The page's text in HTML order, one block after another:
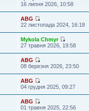
16 липня 2026, 10:58
ABG
22 листопада 2024, 16:18
Mykola Chmyr
27 травня 2026, 19:58
ABG
08 березня 2026, 23:50
ABG
04 грудня 2025, 09:27
ABG
01 травня 2025, 22:56